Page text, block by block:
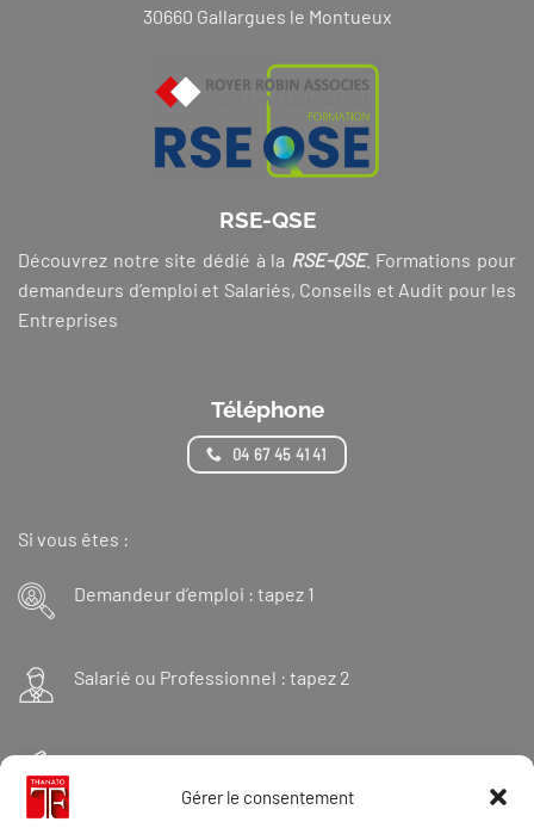
Gérer le consentement
30660 Gallargues le Montueux
RSE-QSE
Découvrez notre site dédié à la RSE-QSE. Formations pour
demandeurs d’emploi et Salariés, Conseils et Audit pour les
Entreprises
Téléphone
04 67 45 41 41
Si vous êtes :
Demandeur d’emploi : tapez 1
Salarié ou Professionnel : tapez 2
Financeur : tapez 3